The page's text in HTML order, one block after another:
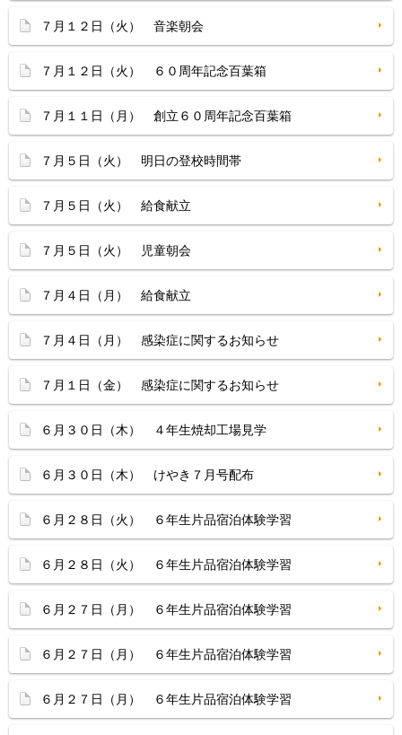
７月１２日（火） 音楽朝会
７月１２日（火） ６０周年記念百葉箱
７月１１日（月） 創立６０周年記念百葉箱
７月５日（火） 明日の登校時間帯
７月５日（火） 給食献立
７月５日（火） 児童朝会
７月４日（月） 給食献立
７月４日（月） 感染症に関するお知らせ
７月１日（金） 感染症に関するお知らせ
６月３０日（木） ４年生焼却工場見学
６月３０日（木） けやき７月号配布
６月２８日（火） ６年生片品宿泊体験学習
６月２８日（火） ６年生片品宿泊体験学習
６月２７日（月） ６年生片品宿泊体験学習
６月２７日（月） ６年生片品宿泊体験学習
６月２７日（月） ６年生片品宿泊体験学習